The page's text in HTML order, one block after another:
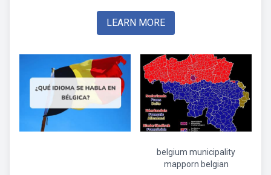
LEARN MORE
belgium municipality
mapporn belgian